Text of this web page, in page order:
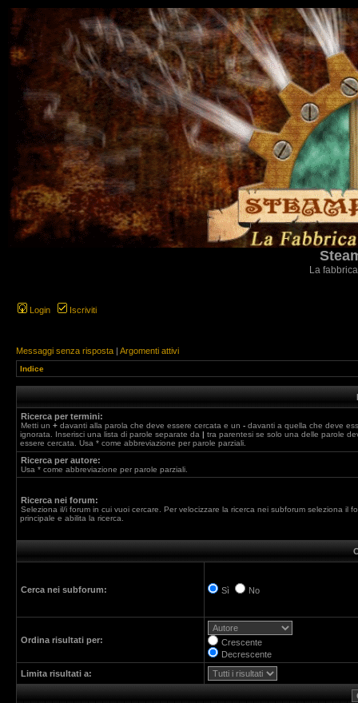
La
Login Iscriviti
Messaggi senza risposta | Argomenti attivi
Indice
Ricerca per termini:
Metti un + davanti alla parola che deve essere cercata e un - davanti a quella che deve
ignorata. Inserisci una lista di parole separate da | tra parentesi se solo una delle parole
essere cercata. Usa * come abbreviazione per parole parziali.
Ricerca per autore:
Usa * come abbreviazione per parole parziali.
Ricerca nei forum:
Seleziona il/i forum in cui vuoi cercare. Per velocizzare la ricerca nei subforum seleziona il
principale e abilita la ricerca.
Cerca nei subforum: Sì No
Ordina risultati per:
Crescente
Decrescente
Limita risultati a: